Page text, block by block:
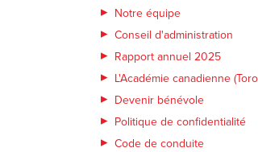
Notre équipe
Conseil d'administration
Rapport annuel 2025
L'Académie canadienne
Devenir bénévole
Politique de confidentialité
Code de conduite